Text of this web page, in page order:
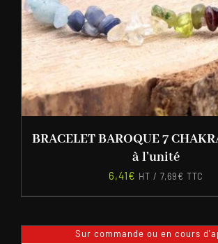
BRACELET BAROQUE 7
à l’unité
6,41€ HT / 7,69€ TTC
Sur commande ou en cours